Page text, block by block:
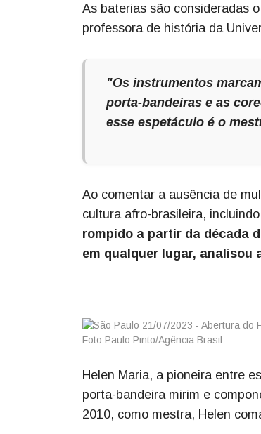
As baterias são consideradas
professora de história da
"Os instrumentos
porta-bandeiras e as
esse espetáculo é o
Ao comentar a ausência de
cultura afro-brasileira,
rompido a partir da década
em qualquer lugar, analisou
Helen Maria, a pioneira entre
porta-bandeira mirim e
2010, como mestra, Helen